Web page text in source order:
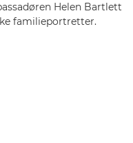
Helen Bartlett
familieportretter.